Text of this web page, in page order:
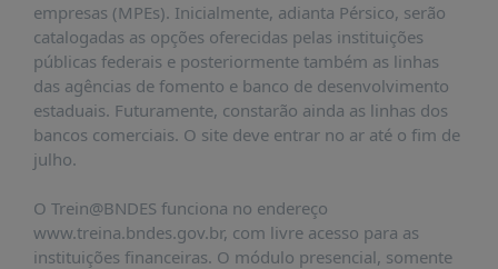
empresas (MPEs). Inicialmente, adianta Pérsico, serão
catalogadas as opções oferecidas pelas instituições
públicas federais e posteriormente também as linhas
das agências de fomento e banco de desenvolvimento
estaduais. Futuramente, constarão ainda as linhas dos
bancos comerciais. O site deve entrar no ar até o fim de
julho.
O Trein@BNDES funciona no endereço
www.treina.bndes.gov.br, com livre acesso para as
instituições financeiras. O módulo presencial, somente